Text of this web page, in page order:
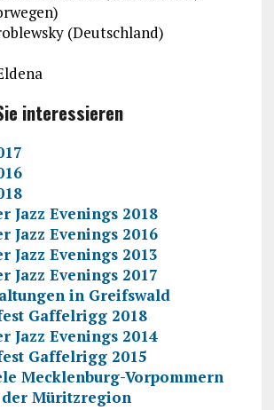
(Deutschland)
interessieren
Jazz Evenings 2018
Jazz Evenings 2016
Jazz Evenings 2013
Jazz Evenings 2017
in Greifswald
Gaffelrigg 2018
Jazz Evenings 2014
Gaffelrigg 2015
Mecklenburg-Vorpommern
der Müritzregion